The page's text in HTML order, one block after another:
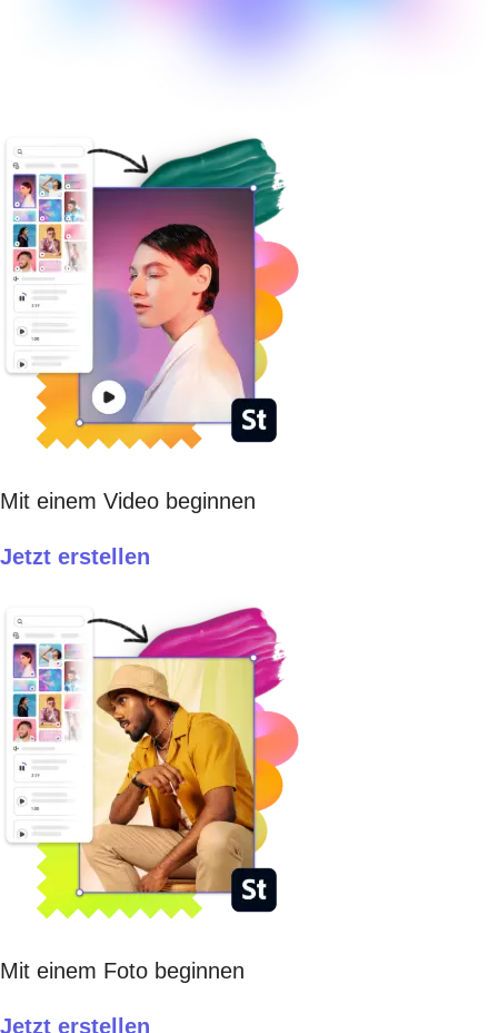
Mit einem Video beginnen
Jetzt erstellen​
Mit einem Foto beginnen
Jetzt erstellen​